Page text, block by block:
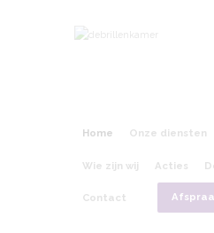
Home Onze diensten
Wie zijn wij Acties
Contact